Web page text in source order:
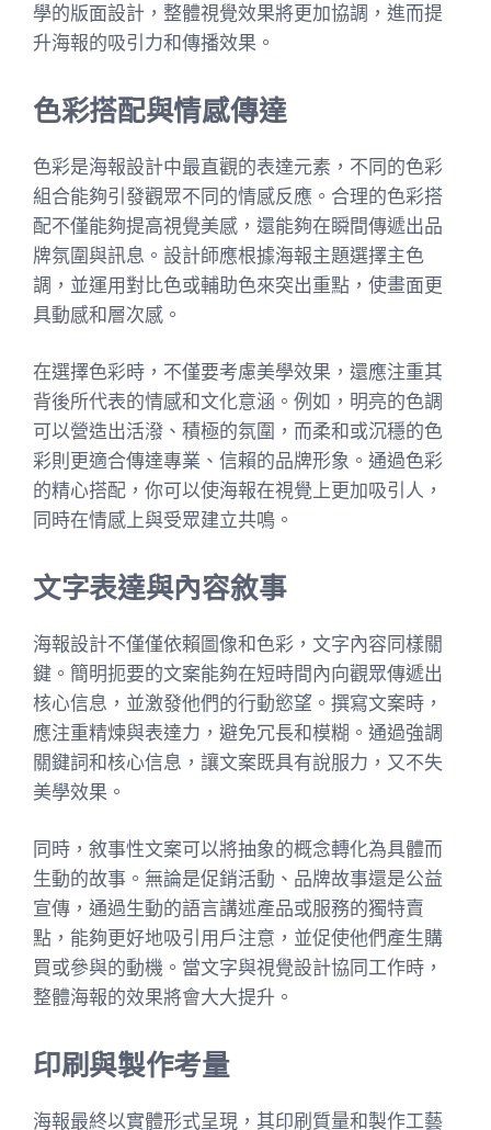
學的版面設計，整體視覺效果將更加協調，進而提
升海報的吸引力和傳播效果。
色彩搭配與情感傳達
色彩是海報設計中最直觀的表達元素，不同的色彩
組合能夠引發觀眾不同的情感反應。合理的色彩搭
配不僅能夠提高視覺美感，還能夠在瞬間傳遞出品
牌氛圍與訊息。設計師應根據海報主題選擇主色
調，並運用對比色或輔助色來突出重點，使畫面更
具動感和層次感。
在選擇色彩時，不僅要考慮美學效果，還應注重其
背後所代表的情感和文化意涵。例如，明亮的色調
可以營造出活潑、積極的氛圍，而柔和或沉穩的色
彩則更適合傳達專業、信賴的品牌形象。通過色彩
的精心搭配，你可以使海報在視覺上更加吸引人，
同時在情感上與受眾建立共鳴。
文字表達與內容敘事
海報設計不僅僅依賴圖像和色彩，文字內容同樣關
鍵。簡明扼要的文案能夠在短時間內向觀眾傳遞出
核心信息，並激發他們的行動慾望。撰寫文案時，
應注重精煉與表達力，避免冗長和模糊。通過強調
關鍵詞和核心信息，讓文案既具有說服力，又不失
美學效果。
同時，敘事性文案可以將抽象的概念轉化為具體而
生動的故事。無論是促銷活動、品牌故事還是公益
宣傳，通過生動的語言講述產品或服務的獨特賣
點，能夠更好地吸引用戶注意，並促使他們產生購
買或參與的動機。當文字與視覺設計協同工作時，
整體海報的效果將會大大提升。
印刷與製作考量
海報最終以實體形式呈現，其印刷質量和製作工藝